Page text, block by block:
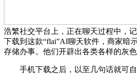
浩繁社交平台上，正在聊天过程中，
下载到这款“flai”AI聊天软件，商家暗
存储办事。他们开辟出各类各样的灰色
手机下载之后，以至几句话就可自